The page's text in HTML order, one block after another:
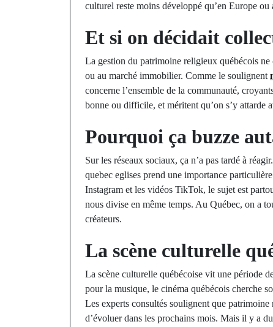
culturel reste moins développé qu’en Europe ou
Et si on décidait
La gestion du patrimoine religieux québécois
ou au marché immobilier. Comme le soulignent
concerne l’ensemble de la communauté,
bonne ou difficile, et méritent qu’on s’y attarde
Pourquoi ça buzze
Sur les réseaux sociaux, ça n’a pas tardé à
quebec eglises prend une importance
Instagram et les vidéos TikTok, le sujet est
nous divise en même temps. Au Québec, on a
créateurs.
La scène culturelle
La scène culturelle québécoise vit une période
pour la musique, le cinéma québécois cherche
Les experts consultés soulignent que
d’évoluer dans les prochains mois. Mais il y a